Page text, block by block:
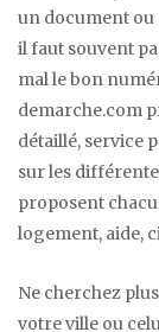
un document ou
il faut souvent
mal le bon
demarche.com
détaillé, service
sur les
proposent
logement, aide,
Ne cherchez
votre ville ou